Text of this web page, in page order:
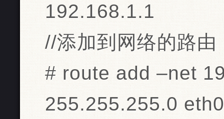
192.168.1.1
//添加到网络的路由
# route add –net
255.255.255.0 eth0